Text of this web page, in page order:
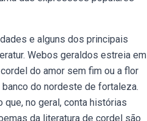
e alguns dos principais
Webos geraldos estreia em
do amor sem fim ou a flor
do nordeste de fortaleza.
no geral, conta histórias
da literatura de cordel são